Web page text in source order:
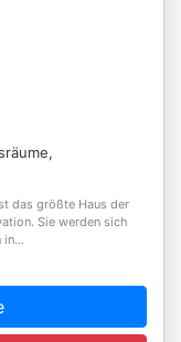
das größte Haus der
Sie werden sich